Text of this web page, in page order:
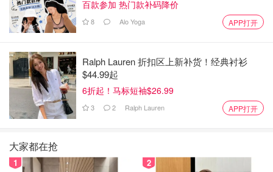
百款参加 热门款补码降价
8 Alo Yoga APP打开
Ralph Lauren 折扣区上新补货！经典衬衫
$44.99起
6折起！马标短袖$26.99
3 2 Ralph Lauren APP打开
大家都在抢
1 2